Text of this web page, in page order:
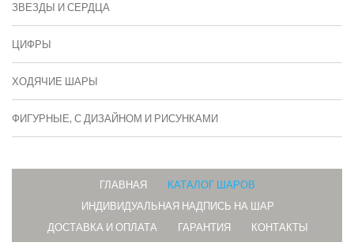
ЗВЕЗДЫ И СЕРДЦА
ЦИФРЫ
ХОДЯЧИЕ ШАРЫ
ФИГУРНЫЕ, С ДИЗАЙНОМ И РИСУНКАМИ
ГЛАВНАЯ
КАТАЛОГ ШАРОВ
ИНДИВИДУАЛЬНАЯ НАДПИСЬ НА ШАР
ДОСТАВКА И ОПЛАТА
ГАРАНТИЯ КОНТАКТЫ